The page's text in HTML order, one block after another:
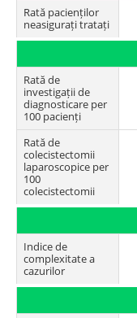
Rată pacienților
neasigurați tratați
Rată de
investigații de
diagnosticare per
100 pacienți
Rată de
colecistectomii
laparoscopice per
100
colecistectomii
Indice de
complexitate a
cazurilor